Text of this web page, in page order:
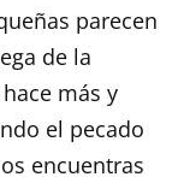
parecen
de la
más y
el pecado
encuentras